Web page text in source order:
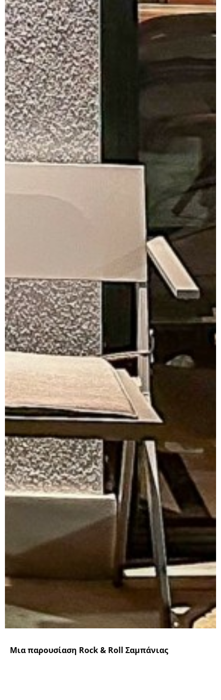
Μια παρουσίαση Rock & Roll Σαμπάνιας